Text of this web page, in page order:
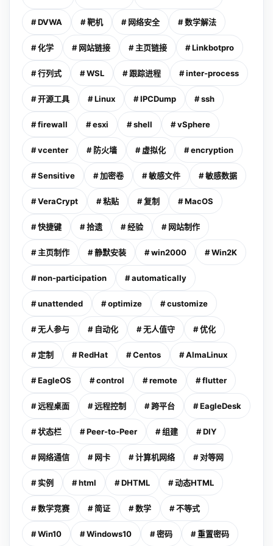
# DVWA # 靶机 # 网络安全 # 数学解法
# 化学 # 网站链接 # 主页链接 # Linkbotpro
# 行列式 # WSL # 跟踪进程 # inter-process
# 开源工具 # Linux # IPCDump # ssh
# firewall # esxi # shell # vSphere
# vcenter # 防火墙 # 虚拟化 # encryption
# Sensitive # 加密卷 # 敏感文件 # 敏感数据
# VeraCrypt # 粘贴 # 复制 # MacOS
# 快捷键 # 拾遗 # 经验 # 网站制作
# 主页制作 # 静默安装 # win2000 # Win2K
# non-participation # automatically
# unattended # optimize # customize
# 无人参与 # 自动化 # 无人值守 # 优化
# 定制 # RedHat # Centos # AlmaLinux
# EagleOS # control # remote # flutter
# 远程桌面 # 远程控制 # 跨平台 # EagleDesk
# 状态栏 # Peer-to-Peer # 组建 # DIY
# 网络通信 # 网卡 # 计算机网络 # 对等网
# 实例 # html # DHTML # 动态HTML
# 数学竞赛 # 简证 # 数学 # 不等式
# Win10 # Windows10 # 密码 # 重置密码